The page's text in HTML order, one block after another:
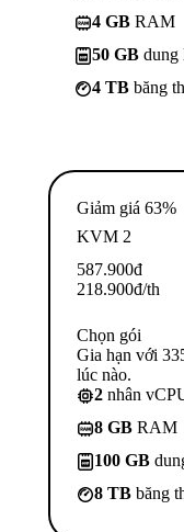
4 GB RAM
50 GB dung
4 TB băng
Giảm giá 63%
KVM 2
587.900đ
218.900đ/th
Chọn gói
Gia hạn với
lúc nào.
2 nhân
8 GB RAM
100 GB
8 TB băng